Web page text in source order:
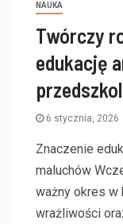
NAUKA
Twórczy
edukację
6 stycznia, 2026
Znaczenie
maluchów
ważny okres w
wrażliwości